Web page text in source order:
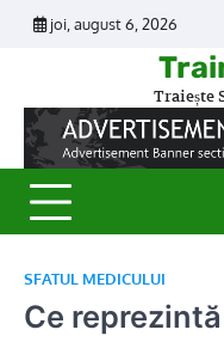
Skip
joi, august 6, 2026
Traiește
SFATUL MEDICULUI
Ce